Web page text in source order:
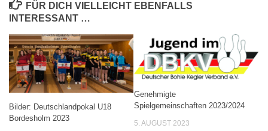
FÜR DICH VIELLEICHT EBENFALLS
INTERESSANT …
Bilder: Deutschlandpokal U18
Bordesholm 2023
Genehmigte
Spielgemeinschaften 2023/2024
5. AUGUST 2023